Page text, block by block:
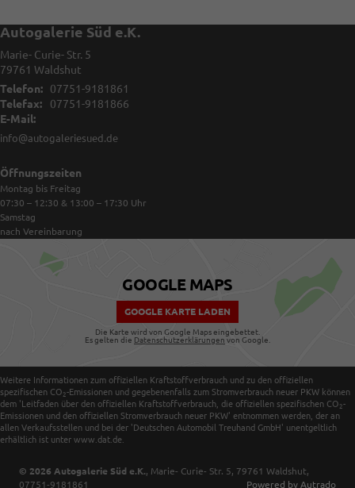
Autogalerie Süd e.K.
Marie- Curie- Str. 5
79761 Waldshut
Telefon:
07751-9181861
Telefax:
07751-9181866
E-Mail:
info@autogaleriesued.de
Öffnungszeiten
Montag bis Freitag
07:30 – 12:30 & 13:00 – 17:30 Uhr
Samstag
nach Vereinbarung
GOOGLE MAPS
GOOGLE KARTE LADEN
Die Karte wird von Google Maps eingebettet.
Es gelten die Datenschutzerklärungen von Google.
Weitere Informationen zum offiziellen Kraftstoffverbrauch und zu den offiziellen
spezifischen CO 2-Emissionen und gegebenenfalls zum Stromverbrauch neuer PKW können
dem 'Leitfaden über den offiziellen Kraftstoffverbrauch, die offiziellen spezifischen CO 2-
Emissionen und den offiziellen Stromverbrauch neuer PKW' entnommen werden, der an
allen Verkaufsstellen und bei der 'Deutschen Automobil Treuhand GmbH' unentgeltlich
erhältlich ist unter www.dat.de.
© 2026 Autogalerie Süd e.K., Marie- Curie- Str. 5, 79761 Waldshut,
07751-9181861
Powered by Autrado